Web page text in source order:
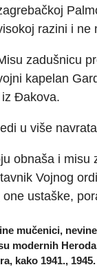
razini i ne
zadušnicu
kapelan
iz Đakova.
u više
obnaša i
Vojnog
ustaške,
mučenici,
modernih
kako 1941.,